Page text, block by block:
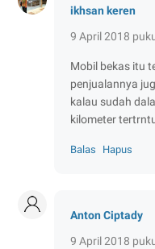
ikhsan keren
9 April 2018
Mobil bekas itu
penjualannya
kalau sudah
kilometer
Balas Hapus
Anton Ciptady
9 April 2018